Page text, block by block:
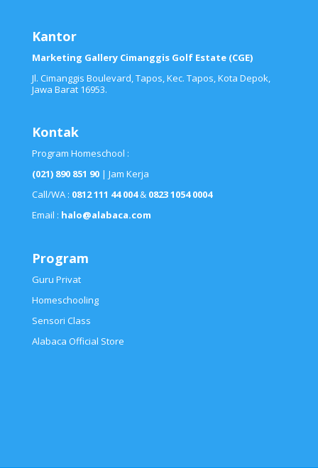
Kantor
Marketing Gallery Cimanggis Golf Estate (CGE)
Jl. Cimanggis Boulevard, Tapos, Kec. Tapos, Kota Depok,
Jawa Barat 16953.
Kontak
Program Homeschool :
(021) 890 851 90 | Jam Kerja
Call/WA : 0812 111 44 004&0823 1054 0004
Email : halo@alabaca.com
Program
Guru Privat
Homeschooling
Sensori Class
Alabaca Official Store